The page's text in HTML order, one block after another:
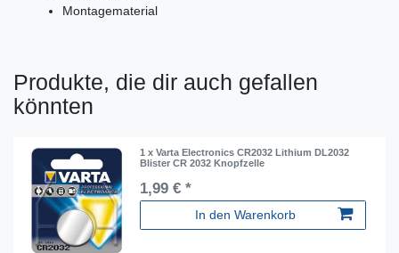
Montagematerial
Produkte, die dir auch gefallen
könnten
1 x Varta Electronics CR2032 Lithium DL2032
Blister CR 2032 Knopfzelle
1,99 € *
In den Warenkorb